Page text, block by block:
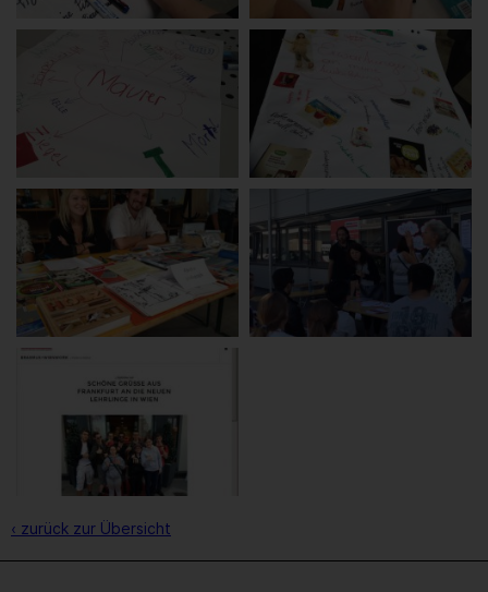
‹ zurück zur Übersicht